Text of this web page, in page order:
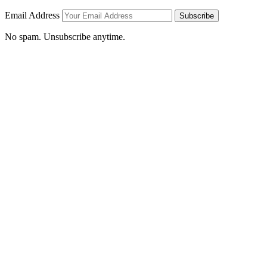
Email Address Subscribe
No spam. Unsubscribe anytime.